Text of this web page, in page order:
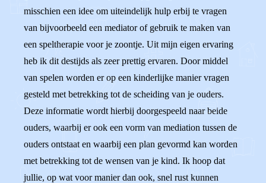
misschien een idee om uiteindelijk hulp erbij te vragen
van bijvoorbeeld een mediator of gebruik te maken van
een speltherapie voor je zoontje. Uit mijn eigen ervaring
heb ik dit destijds als zeer prettig ervaren. Door middel
van spelen worden er op een kinderlijke manier vragen
gesteld met betrekking tot de scheiding van je ouders.
Deze informatie wordt hierbij doorgespeeld naar beide
ouders, waarbij er ook een vorm van mediation tussen de
ouders ontstaat en waarbij een plan gevormd kan worden
met betrekking tot de wensen van je kind. Ik hoop dat
jullie, op wat voor manier dan ook, snel rust kunnen